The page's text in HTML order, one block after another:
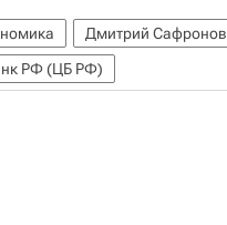
Дмитрий Сафронов
РФ (ЦБ РФ)